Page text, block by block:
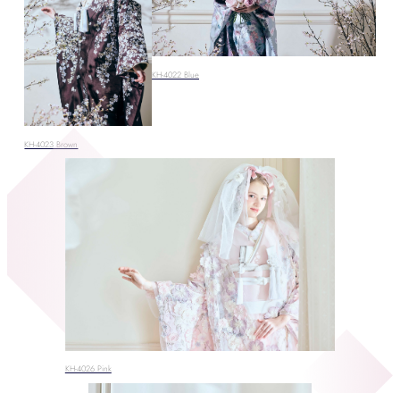
KH-4022 Blue
KH-4023 Brown
KH-4026 Pink